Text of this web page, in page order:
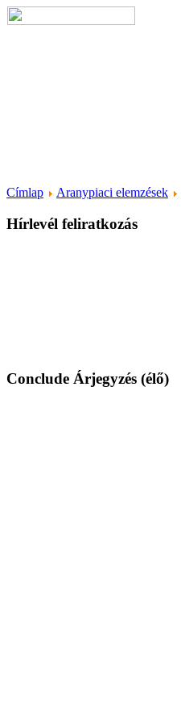
Címlap Aranypiaci elemzések
Hírlevél feliratkozás
Conclude Árjegyzés (élő)